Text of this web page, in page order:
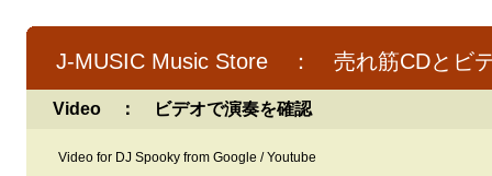
J-MUSIC Music Store ： 売れ筋CDとビ
Video ： ビデオで演奏を確認
Video for DJ Spooky from Google / Youtube